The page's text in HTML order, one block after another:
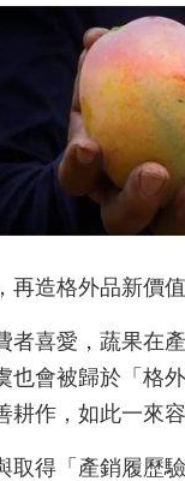
再造格外品新價
者喜愛，蔬果在
也會被歸於「格
耕作，如此一來
取得「產銷履歷